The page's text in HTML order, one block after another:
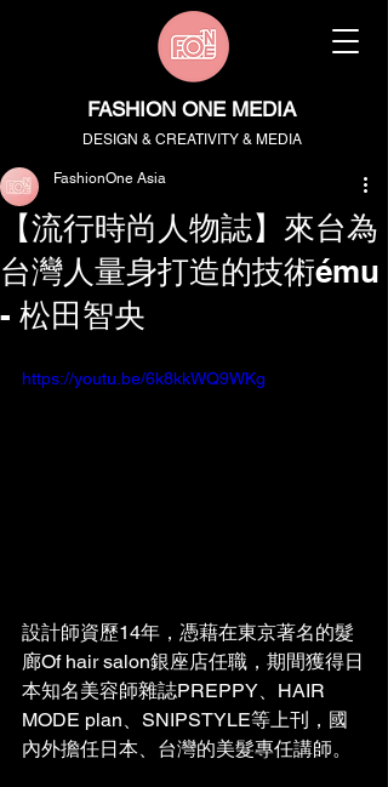
FASHION ONE MEDIA
DESIGN & CREATIVITY & MEDIA
【流行時尚人物誌】來台為
台灣人量身打造的技術ému
- 松田智央
FashionOne Asia
https://youtu.be/6k8kkWQ9WKg
設計師資歷14年，憑藉在東京著名的髮
廊Of hair salon銀座店任職，期間獲得日
本知名美容師雜誌PREPPY、HAIR
MODE plan、SNIPSTYLE等上刊，國
內外擔任日本、台灣的美髮專任講師。